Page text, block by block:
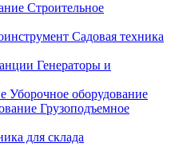
Строительное
Садовая техника
Генераторы и
Уборочное оборудование
Грузоподъемное
для склада